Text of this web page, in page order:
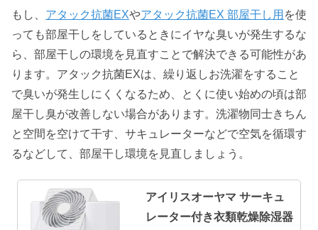
もし、 アタック抗菌EXやアタック抗菌EX 部屋干し用 を使
っても部屋干しをしているときにイヤな臭いが発生するな
ら、部屋干しの環境を見直すことで解決できる可能性があ
ります。アタック抗菌EXは、繰り返しお洗濯をすること
で臭いが発生しにくくなるため、とくに使い始めの頃は部
屋干し臭が改善しない場合があります。洗濯物同士きちん
と空間を空けて干す、サキュレーターなどで空気を循環す
るなどして、部屋干し環境を見直しましょう。
アイリスオーヤマ サーキュ
レーター付き衣類乾燥除湿器